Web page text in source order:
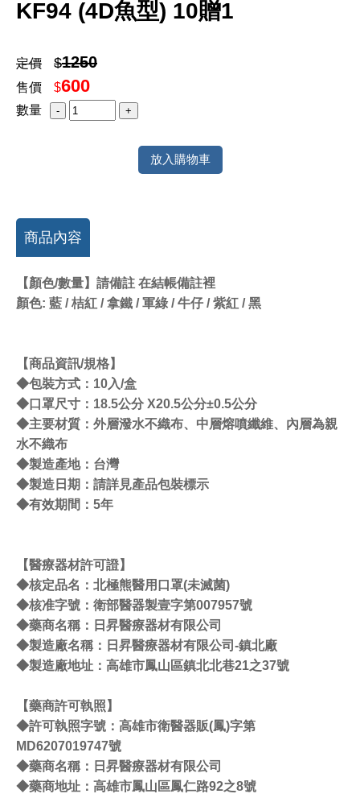
KF94 (4D魚型) 10贈1
定價 $1250
售價 $600
數量
放入購物車
商品內容
【顏色/數量】請備註 在結帳備註裡
顏色: 藍 / 桔紅 / 拿鐵 / 軍綠 / 牛仔 / 紫紅 / 黑
【商品資訊/規格】
◆包裝方式：10入/盒
◆口罩尺寸：18.5公分 X20.5公分±0.5公分
◆主要材質：外層潑水不織布、中層熔噴纖維、內層為親
水不織布
◆製造產地：台灣
◆製造日期：請詳見產品包裝標示
◆有效期間：5年
【醫療器材許可證】
◆核定品名：北極熊醫用口罩(未滅菌)
◆核准字號：衛部醫器製壹字第007957號
◆藥商名稱：日昇醫療器材有限公司
◆製造廠名稱：日昇醫療器材有限公司-鎮北廠
◆製造廠地址：高雄市鳳山區鎮北北巷21之37號
【藥商許可執照】
◆許可執照字號：高雄市衛醫器販(鳳)字第
MD6207019747號
◆藥商名稱：日昇醫療器材有限公司
◆藥商地址：高雄市鳳山區鳳仁路92之8號